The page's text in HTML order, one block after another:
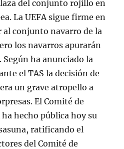
del conjunto rojillo en
La UEFA sigue firme en
al conjunto navarro de la
los navarros apurarán
ha anunciado la
el TAS la decisión de
un grave atropello a
El Comité de
ha hecho pública hoy su
ratificando el
del Comité de